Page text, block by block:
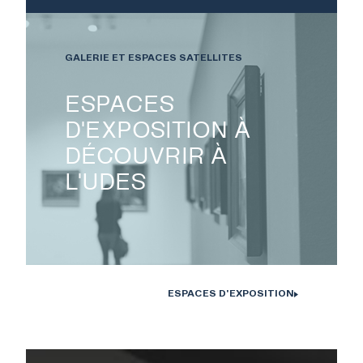
ESPACES
D'EXPOSITION À
DÉCOUVRIR À
L'UDES
GALERIE ET ESPACES SATELLITES
ESPACES D'EXPOSITION